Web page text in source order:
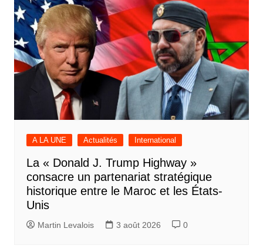
A LA UNE Actualités International
La « Donald J. Trump Highway »
consacre un partenariat stratégique
historique entre le Maroc et les États-
Unis
Martin Levalois 3 août 2026 0